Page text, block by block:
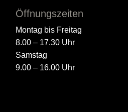
Öffnungszeiten
Montag bis Freitag
8.00 – 17.30 Uhr
Samstag
9.00 – 16.00 Uhr